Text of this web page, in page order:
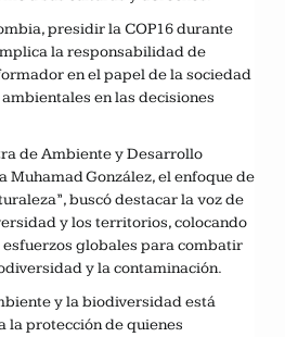
presidir la COP16 durante
la responsabilidad de
en el papel de la sociedad
en las decisiones
de Ambiente y Desarrollo
Muhamad González, el enfoque de
buscó destacar la voz de
y los territorios, colocando
esfuerzos globales para combatir
y la contaminación.
y la biodiversidad está
la protección de quienes